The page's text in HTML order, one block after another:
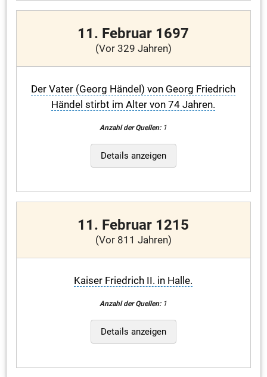
11. Februar 1697
(Vor 329 Jahren)
Der Vater (Georg Händel) von Georg Friedrich
Händel stirbt im Alter von 74 Jahren.
Anzahl der Quellen:1
Details anzeigen
11. Februar 1215
(Vor 811 Jahren)
Kaiser Friedrich II. in Halle.
Anzahl der Quellen:1
Details anzeigen